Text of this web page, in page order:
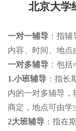
北京大学
一对一辅导 ：指
内容、时间、地点
一对多辅导 ：包
1.小班辅导 ：指长
内的一对多辅导
商定，地点可由学
2大班辅导 ：指在